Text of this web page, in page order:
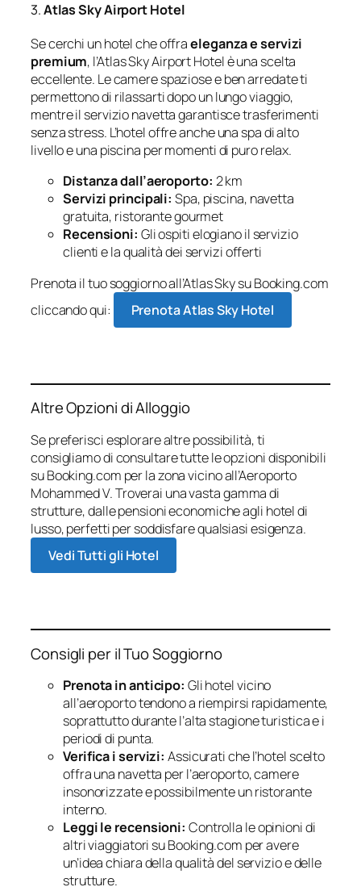
3.Atlas Sky Airport Hotel
Se cerchi un hotel che offraeleganza e servizi
premium, l’Atlas Sky Airport Hotel è una scelta
eccellente. Le camere spaziose e ben arredate ti
permettono di rilassarti dopo un lungo viaggio,
mentre il servizio navetta garantisce trasferimenti
senza stress. L’hotel offre anche una spa di alto
livello e una piscina per momenti di puro relax.
Distanza dall’aeroporto: 2 km
Servizi principali: Spa, piscina, navetta
gratuita, ristorante gourmet
Recensioni: Gli ospiti elogiano il servizio
clienti e la qualità dei servizi offerti
Prenota il tuo soggiorno all’Atlas Sky su Booking.com
cliccando qui:
Prenota Atlas Sky Hotel
Altre Opzioni di Alloggio
Se preferisci esplorare altre possibilità, ti
consigliamo di consultare tutte le opzioni disponibili
su Booking.com per la zona vicino all’Aeroporto
Mohammed V. Troverai una vasta gamma di
strutture, dalle pensioni economiche agli hotel di
lusso, perfetti per soddisfare qualsiasi esigenza.
Vedi Tutti gli Hotel
Consigli per il Tuo Soggiorno
Prenota in anticipo: Gli hotel vicino
all’aeroporto tendono a riempirsi rapidamente,
soprattutto durante l’alta stagione turistica e i
periodi di punta.
Verifica i servizi: Assicurati che l’hotel scelto
offra una navetta per l’aeroporto, camere
insonorizzate e possibilmente un ristorante
interno.
Leggi le recensioni: Controlla le opinioni di
altri viaggiatori su Booking.com per avere
un’idea chiara della qualità del servizio e delle
strutture.